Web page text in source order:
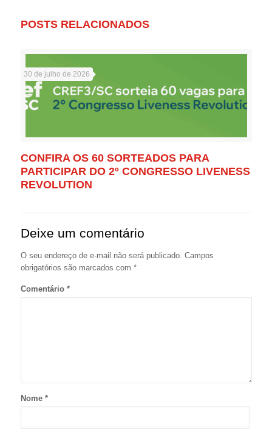
POSTS RELACIONADOS
30 de julho de 2026
CONFIRA OS 60 SORTEADOS PARA
PARTICIPAR DO 2º CONGRESSO LIVENESS
REVOLUTION
Deixe um comentário
O seu endereço de e-mail não será publicado. Campos
obrigatórios são marcados com *
Comentário *
Nome *